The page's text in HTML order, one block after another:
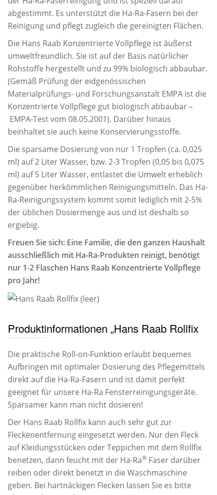
abgestimmt. Es unterstützt die Ha-Ra-Fasern bei der
Reinigung und pflegt zugleich die gereinigten Flächen.
Die Hans Raab Konzentrierte Vollpflege ist äußerst
umweltfreundlich. Sie ist auf der Basis natürlicher
Rohstoffe hergestellt und zu 99% biologisch abbaubar.
(Gemäß Prüfung der eidgenössischen
Materialprüfungs- und Forschungsanstalt EMPA ist die
Konzentrierte Vollpflege gut biologisch abbaubar –
EMPA-Test vom 08.05.2001). Darüber hinaus
beinhaltet sie auch keine Konservierungsstoffe.
Die sparsame Dosierung von nur 1 Tropfen (ca. 0,025
ml) auf 2 Liter Wasser, bzw. 2-3 Tropfen (0,05 bis 0,075
ml) auf 5 Liter Wasser, entlastet die Umwelt erheblich
gegenüber herkömmlichen Reinigungsmitteln. Das Ha-
Ra-Reinigungssystem kommt somit lediglich mit 2-5%
der üblichen Dosiermenge aus und ist deshalb so
ergiebig.
Freuen Sie sich: Eine Familie, die den ganzen Haushalt
ausschließlich mit Ha-Ra-Produkten reinigt, benötigt
nur 1-2 Flaschen Hans Raab Konzentrierte Vollpflege
pro Jahr!
Produktinformationen „Hans Raab Rollfix
Die praktische Roll-on-Funktion erlaubt bequemes
Aufbringen mit optimaler Dosierung des Pflegemittels
direkt auf die Ha-Ra-Fasern und ist damit perfekt
geeignet für unsere Ha-Ra Fensterreinigungsgeräte.
Sparsamer kann man nicht dosieren!
Der Hans Raab Rollfix kann auch sehr gut zur
Fleckenentfernung eingesetzt werden. Nur den Fleck
auf Kleidungsstücken oder Teppichen mit dem Rollfix
benetzen, dann feucht mit der Ha-Ra® Faser darüber
reiben oder direkt benetzt in die Waschmaschine
geben. Bei hartnäckigen Flecken lassen Sie es bitte